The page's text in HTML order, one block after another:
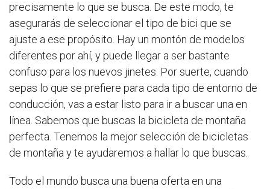
precisamente lo que se busca. De este modo, te
asegurarás de seleccionar el tipo de bici que se
ajuste a ese propósito. Hay un montón de modelos
diferentes por ahí, y puede llegar a ser bastante
confuso para los nuevos jinetes. Por suerte, cuando
sepas lo que se prefiere para cada tipo de entorno de
conducción, vas a estar listo para ir a buscar una en
línea. Sabemos que buscas la bicicleta de montaña
perfecta. Tenemos la mejor selección de bicicletas
de montaña y te ayudaremos a hallar lo que buscas.
Todo el mundo busca una buena oferta en una